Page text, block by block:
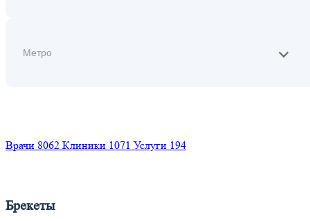
Врачи 8062 Клиники 1071 Услуги 194
Брекеты